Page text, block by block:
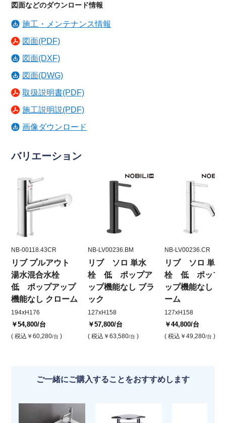
図面などのダウンロード情報
施工・メンテナンス情報
図面(PDF)
図面(DXF)
図面(DWG)
取扱説明書(PDF)
施工説明説(PDF)
画像ダウンロード
バリエーション
NB-00118.43CR
リブ プルアウト
湯水混合水栓
低 ポップアップ
機能なし クローム
194xH176
￥54,800/台
( 税込 ￥60,280/台 )
NB-LV00236.BM
リブ ソロ 単水
栓 低 ポップア
ップ機能なし ブラ
ック
127xH158
￥57,800/台
( 税込 ￥63,580/台 )
NB-LV00236.CR
リブ ソロ 単水
栓 低 ポップ
ップ機能なし ク
ーム
127xH158
￥44,800/台
( 税込 ￥49,280/台 )
ご一緒にご購入することをおすすめします